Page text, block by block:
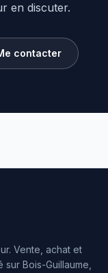
en discuter.
contacter
. Vente, achat et
Bois-Guillaume,